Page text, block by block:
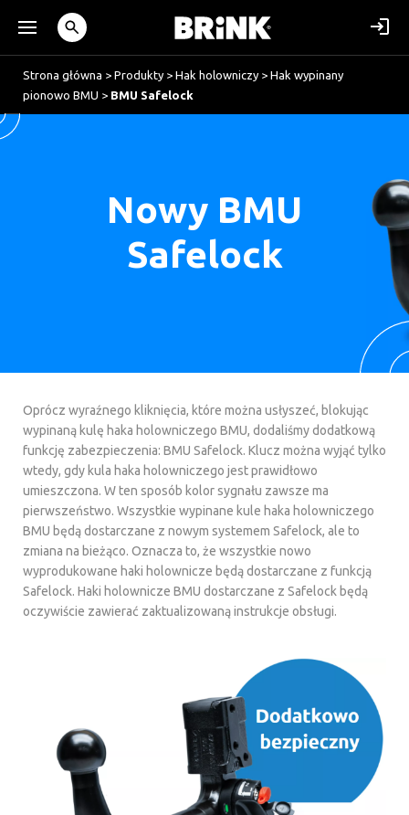
Strona główna > Produkty > Hak holowniczy > Hak wypinany
pionowo BMU > BMU Safelock
Nowy BMU
Safelock
Oprócz wyraźnego kliknięcia, które można usłyszeć, blokując
wypinaną kulę haka holowniczego BMU, dodaliśmy dodatkową
funkcję zabezpieczenia: BMU Safelock. Klucz można wyjąć tylko
wtedy, gdy kula haka holowniczego jest prawidłowo
umieszczona. W ten sposób kolor sygnału zawsze ma
pierwszeństwo. Wszystkie wypinane kule haka holowniczego
BMU będą dostarczane z nowym systemem Safelock, ale to
zmiana na bieżąco. Oznacza to, że wszystkie nowo
wyprodukowane haki holownicze będą dostarczane z funkcją
Safelock. Haki holownicze BMU dostarczane z Safelock będą
oczywiście zawierać zaktualizowaną instrukcje obsługi.